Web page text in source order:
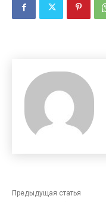
Предыдущая статья